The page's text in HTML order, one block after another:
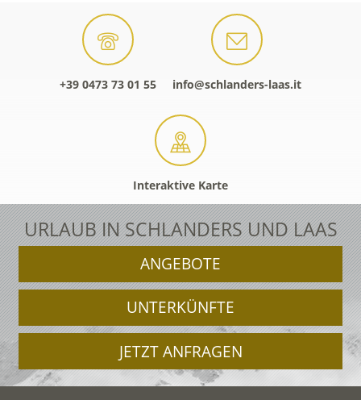
+39 0473 73 01 55 info@schlanders-laas.it
Interaktive Karte
URLAUB IN SCHLANDERS UND LAAS
ANGEBOTE
UNTERKÜNFTE
JETZT ANFRAGEN